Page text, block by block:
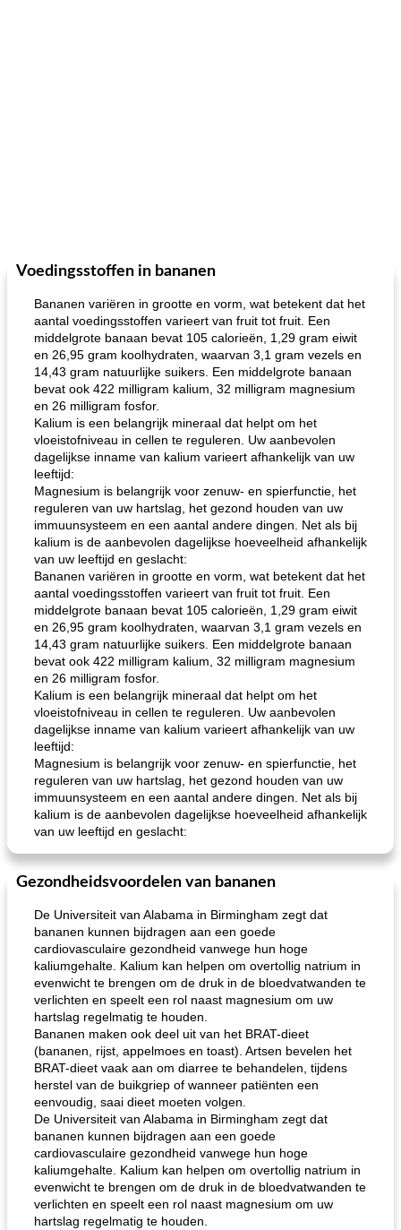
Voedingsstoffen in bananen
Bananen variëren in grootte en vorm, wat betekent dat het
aantal voedingsstoffen varieert van fruit tot fruit. Een
middelgrote banaan bevat 105 calorieën, 1,29 gram eiwit
en 26,95 gram koolhydraten, waarvan 3,1 gram vezels en
14,43 gram natuurlijke suikers. Een middelgrote banaan
bevat ook 422 milligram kalium, 32 milligram magnesium
en 26 milligram fosfor.
Kalium is een belangrijk mineraal dat helpt om het
vloeistofniveau in cellen te reguleren. Uw aanbevolen
dagelijkse inname van kalium varieert afhankelijk van uw
leeftijd:
Magnesium is belangrijk voor zenuw- en spierfunctie, het
reguleren van uw hartslag, het gezond houden van uw
immuunsysteem en een aantal andere dingen. Net als bij
kalium is de aanbevolen dagelijkse hoeveelheid afhankelijk
van uw leeftijd en geslacht:
Bananen variëren in grootte en vorm, wat betekent dat het
aantal voedingsstoffen varieert van fruit tot fruit. Een
middelgrote banaan bevat 105 calorieën, 1,29 gram eiwit
en 26,95 gram koolhydraten, waarvan 3,1 gram vezels en
14,43 gram natuurlijke suikers. Een middelgrote banaan
bevat ook 422 milligram kalium, 32 milligram magnesium
en 26 milligram fosfor.
Kalium is een belangrijk mineraal dat helpt om het
vloeistofniveau in cellen te reguleren. Uw aanbevolen
dagelijkse inname van kalium varieert afhankelijk van uw
leeftijd:
Magnesium is belangrijk voor zenuw- en spierfunctie, het
reguleren van uw hartslag, het gezond houden van uw
immuunsysteem en een aantal andere dingen. Net als bij
kalium is de aanbevolen dagelijkse hoeveelheid afhankelijk
van uw leeftijd en geslacht:
Gezondheidsvoordelen van bananen
De Universiteit van Alabama in Birmingham zegt dat
bananen kunnen bijdragen aan een goede
cardiovasculaire gezondheid vanwege hun hoge
kaliumgehalte. Kalium kan helpen om overtollig natrium in
evenwicht te brengen om de druk in de bloedvatwanden te
verlichten en speelt een rol naast magnesium om uw
hartslag regelmatig te houden.
Bananen maken ook deel uit van het BRAT-dieet
(bananen, rijst, appelmoes en toast). Artsen bevelen het
BRAT-dieet vaak aan om diarree te behandelen, tijdens
herstel van de buikgriep of wanneer patiënten een
eenvoudig, saai dieet moeten volgen.
De Universiteit van Alabama in Birmingham zegt dat
bananen kunnen bijdragen aan een goede
cardiovasculaire gezondheid vanwege hun hoge
kaliumgehalte. Kalium kan helpen om overtollig natrium in
evenwicht te brengen om de druk in de bloedvatwanden te
verlichten en speelt een rol naast magnesium om uw
hartslag regelmatig te houden.